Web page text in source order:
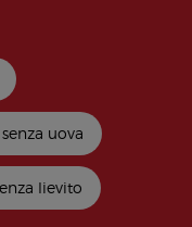
uova
lievito